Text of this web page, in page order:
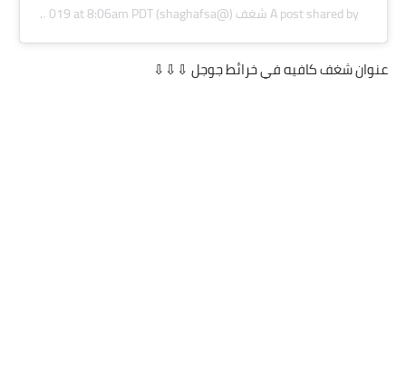
A post shared byشغف(@shaghafsa) on
Aug 6, 2019 at 8:06am PDT
عنوان شغف كافيه في خرائط جوجل ⇩⇩⇩